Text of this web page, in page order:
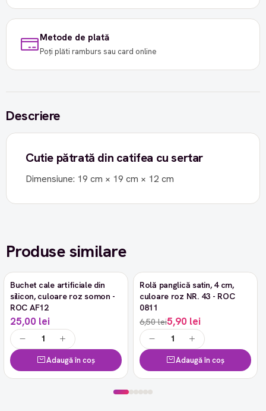
Metode de plată
Poți plăti ramburs sau card online
Descriere
Cutie pătrată din catifea cu sertar
Dimensiune: 19 cm × 19 cm × 12 cm
Produse similare
Buchet cale artificiale din
silicon, culoare roz somon -
ROC AF12
25,00 lei
Adaugă în coș
-9%
Rolă panglică satin, 4 cm,
culoare roz NR. 43 - ROC
0811
6,50 lei5,90 lei
Adaugă în coș